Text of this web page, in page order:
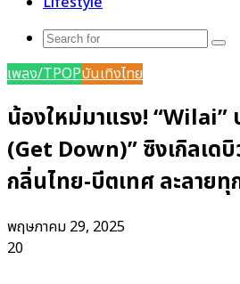
เพลง/TPOPบันเทิงไทย
น้องใหม่มาแรง! “Wilai”
(Get Down)” ซิงเกิลเด
กลิ่นไทย-บีตเทศ ละลาย
พฤษภาคม 29, 2025
20